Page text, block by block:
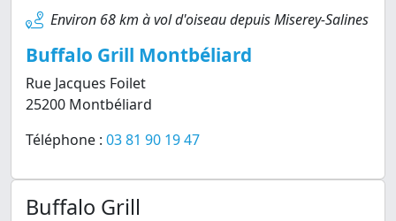
Environ 68 km à vol d'oiseau depuis Miserey-Salines
Buffalo Grill Montbéliard
Rue Jacques Foilet
25200 Montbéliard
Téléphone : 03 81 90 19 47
Buffalo Grill